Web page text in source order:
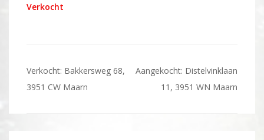
Verkocht
Bericht
navigatie
Verkocht: Bakkersweg 68,
3951 CW Maarn
Aangekocht: Distelvinklaan
11, 3951 WN Maarn